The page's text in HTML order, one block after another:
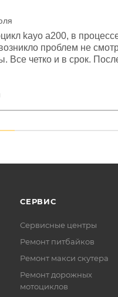
kayo a200, в
проблем не
Все четко и в срок.
был 0, при этом
связи и в итоге
о небезразличии к
СЕРВИС
Сервисные центры
Ремонт питбайков
Ремонт макси скутера
Ремонт дорожных
мотоциклов